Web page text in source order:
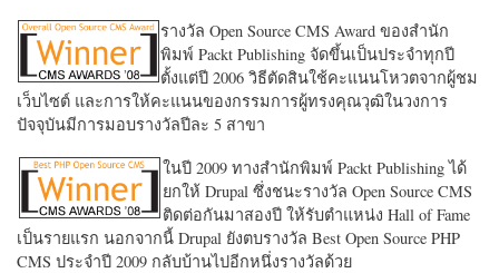
รางวัล Open Source CMS Award ของสำนัก
พิมพ์ Packt Publishing จัดขึ้นเป็นประจำทุกปี
ตั้งแต่ปี 2006 วิธีตัดสินใช้คะแนนโหวตจากผู้ชม
เว็บไซต์ และการให้คะแนนของกรรมการผู้ทรงคุณวุฒิในวงการ
ปัจจุบันมีการมอบรางวัลปีละ 5 สาขา
ในปี 2009 ทางสำนักพิมพ์ Packt Publishing ได้
ยกให้ Drupal ซึ่งชนะรางวัล Open Source CMS
ติดต่อกันมาสองปี ให้รับตำแหน่ง Hall of Fame
เป็นรายแรก นอกจากนี้ Drupal ยังตบรางวัล Best Open Source PHP
CMS ประจำปี 2009 กลับบ้านไปอีกหนึ่งรางวัลด้วย